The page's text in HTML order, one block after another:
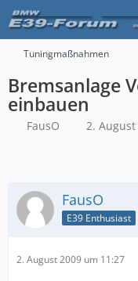
Tuningmaßnahmen
Bremsanlage
einbauen
FausO 2.
FausO
E39 Enthusiast
2. August 2009 um 11:27